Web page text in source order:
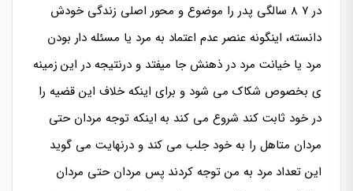
در ۷ ۸ سالگی پدر را موضوع و محور اصلی زندگی خودش
دانسته، اینگونه عنصر عدم اعتماد به مرد یا مسئله دار بودن
مرد یا خیانت مرد در ذهنش جا میفتد و درنتیجه در این زمینه
ی بخصوص شکاک می شود و برای اینکه خلاف این قضیه را
در خود ثابت کند شروع می کند به اینکه توجه مردان حتی
مردان متاهل را به خود جلب می کند و درنهایت می گوید
این تعداد مرد به من توجه کردند پس مردان حتی مردان